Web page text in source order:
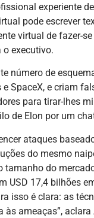
experiente
pode escrever
virtual de fazer-
o executivo.
número de
SpaceX, e criam
para tirar-lhes
de Elon por um
ataques
do mesmo
tamanho do
USD 17,4 bilhões
isso é clara: as
às ameaças”, aclara